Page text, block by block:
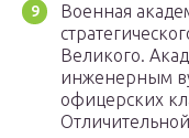
Военная
Великого.
инженерным
офицерских